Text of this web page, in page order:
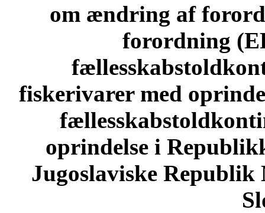
om ændring af
forordning
fiskerivarer med
oprindelse i
Jugoslaviske